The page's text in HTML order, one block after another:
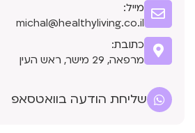
מייל:
michal@healthyliving.co.il
כתובת:
מרפאה, 29 מישר, ראש העין
שליחת הודעה בוואטסאפ